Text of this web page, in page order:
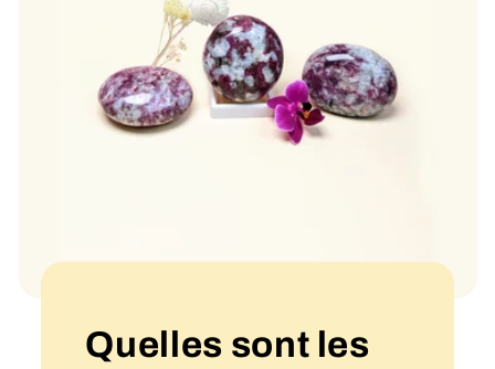
Quelles sont les